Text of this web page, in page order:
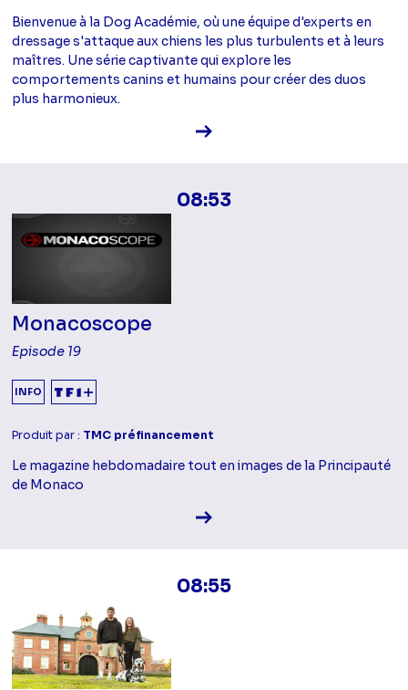
Bienvenue à la Dog Académie, où une équipe d'experts en
dressage s'attaque aux chiens les plus turbulents et à leurs
maîtres. Une série captivante qui explore les
comportements canins et humains pour créer des duos
plus harmonieux.
Voir la fiche diffusion
08:53
Monacoscope
Episode 19
INFO
Produit par : TMC préfinancement
Le magazine hebdomadaire tout en images de la Principauté
de Monaco
Voir la fiche diffusion
08:55